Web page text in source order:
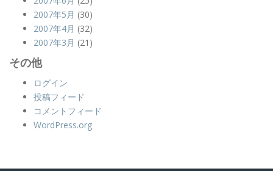
2007年5月 (30)
2007年4月 (32)
2007年3月 (21)
その他
ログイン
投稿フィード
コメントフィード
WordPress.org